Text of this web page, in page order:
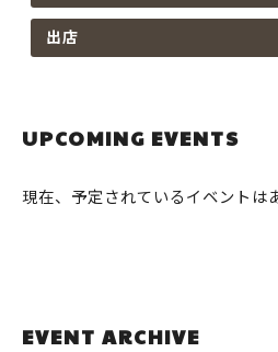
出店
UPCOMING EVENTS
現在、予定されているイベントは
EVENT ARCHIVE